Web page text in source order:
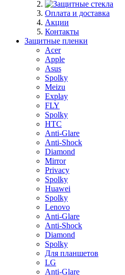
Оплата и доставка
Акции
Контакты
Защитные пленки
Acer
Apple
Asus
Spolky
Meizu
Explay
FLY
Spolky
HTC
Anti-Glare
Anti-Shock
Diamond
Mirror
Privacy
Spolky
Huawei
Spolky
Lenovo
Anti-Glare
Anti-Shock
Diamond
Spolky
Для планшетов
LG
Anti-Glare